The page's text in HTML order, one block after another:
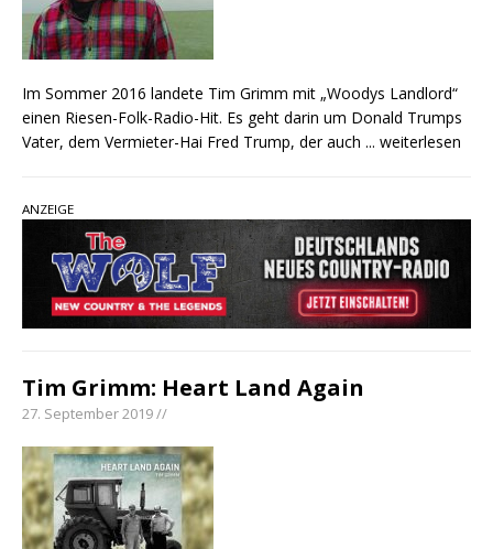
Im Sommer 2016 landete Tim Grimm mit „Woodys Landlord“
einen Riesen-Folk-Radio-Hit. Es geht darin um Donald Trumps
Vater, dem Vermieter-Hai Fred Trump, der auch ... weiterlesen
ANZEIGE
Tim Grimm: Heart Land Again
27. September 2019 //